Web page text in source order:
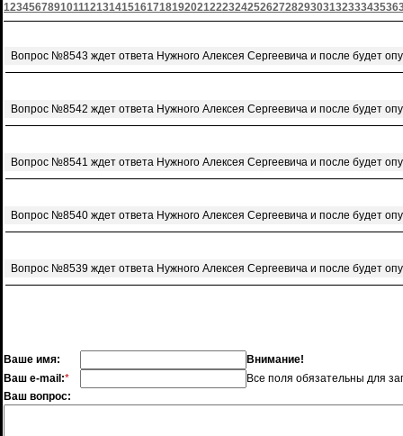
123456789101112131415161718192021222324252627282930313233343536
Вопрос №8543 ждет ответа Нужного Алексея Сергеевича и после будет
Вопрос №8542 ждет ответа Нужного Алексея Сергеевича и после будет
Вопрос №8541 ждет ответа Нужного Алексея Сергеевича и после будет
Вопрос №8540 ждет ответа Нужного Алексея Сергеевича и после будет
Вопрос №8539 ждет ответа Нужного Алексея Сергеевича и после будет
Ваше имя:
Внимание!
Ваш e-mail:*
Все поля обязательны для
Ваш вопрос: